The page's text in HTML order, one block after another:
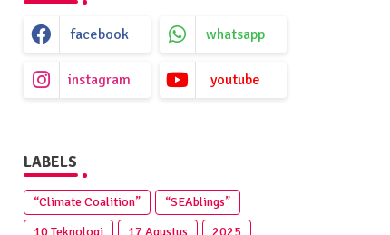
facebook whatsapp
instagram youtube
LABELS
“Climate Coalition”
“SEAblings”
10 Teknologi
17 Agustus
2025